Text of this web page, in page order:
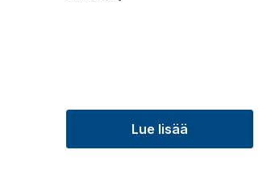
Lue lisää